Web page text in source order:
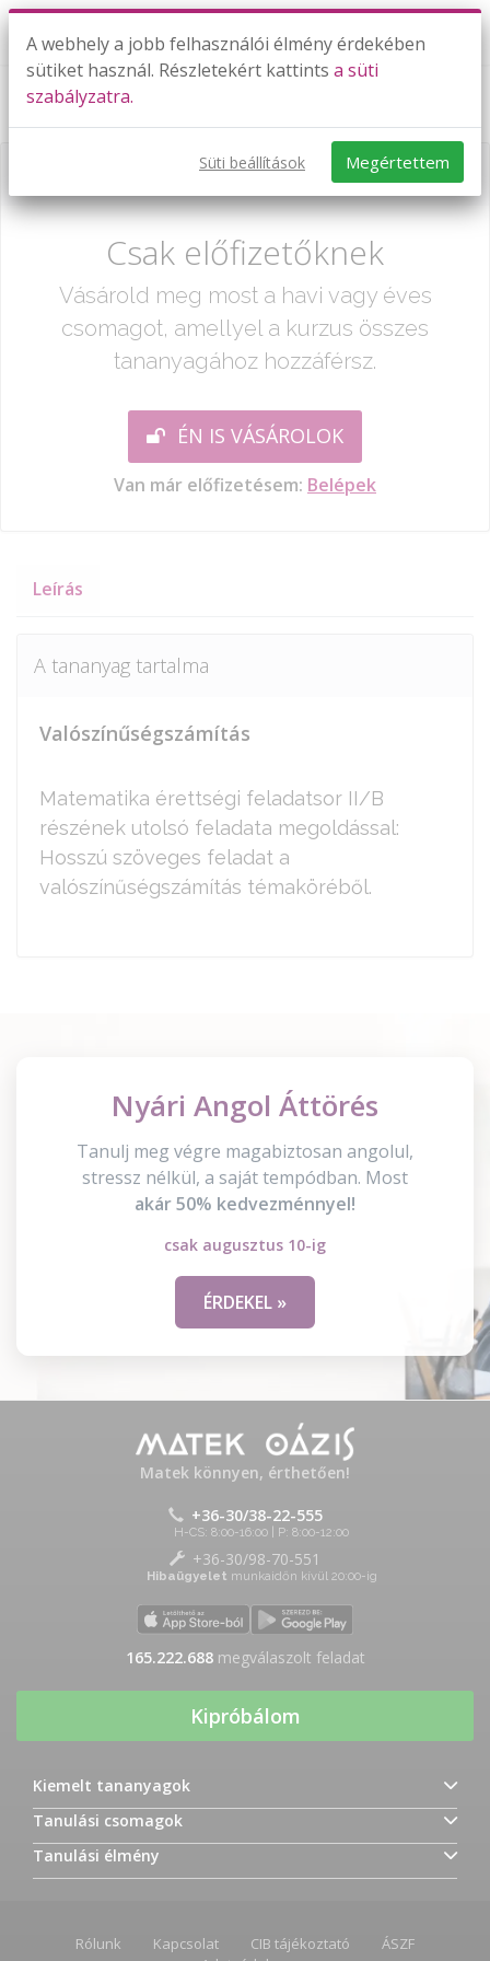
2009. május: II/B rész 18. feladat
Már csak egy lépés:
Csak előfizetőknek
Vásárold meg most a havi vagy éves
csomagot, amellyel a kurzus összes
tananyagához hozzáférsz.
ÉN IS VÁSÁROLOK
Van már előfizetésem: Belépek
Leírás
A tananyag tartalma
Valószínűségszámítás
Matematika érettségi feladatsor II/B
részének utolsó feladata megoldással:
Hosszú szöveges feladat a
valószínűségszámítás témaköréből.
Nyári Angol Áttörés
Tanulj meg végre magabiztosan angolul,
stressz nélkül, a saját tempódban. Most
akár 50% kedvezménnyel!
csak augusztus 10-ig
ÉRDEKEL »
Matek könnyen, érthetően!
+36-30/38-22-555
H-CS: 8:00-16:00 | P: 8:00-12:00
+36-30/98-70-551
Hibaügyelet munkaidőn kívül 20:00-ig
165.222.688megválaszolt feladat
Kipróbálom
Kiemelt tananyagok
Tanulási csomagok
Tanulási élmény
Rólunk Kapcsolat CIB tájékoztató
ÁSZF
A webhely a jobb felhasználói élmény érdekében
sütiket használ. Részletekért kattints a süti
szabályzatra.
Süti beállítások Megértettem